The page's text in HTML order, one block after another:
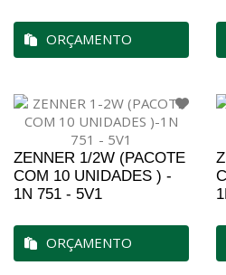
ORÇAMENTO
ZENNER 1/2W (PACOTE
COM 10 UNIDADES ) -
1N 751 - 5V1
ORÇAMENTO